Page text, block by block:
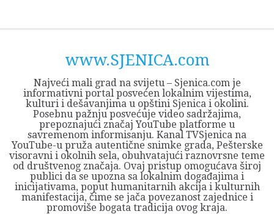
www.SJENICA.com
Najveći mali grad na svijetu – Sjenica.com je
informativni portal posvećen lokalnim vijestima,
kulturi i dešavanjima u opštini Sjenica i okolini.
Posebnu pažnju posvećuje video sadržajima,
prepoznajući značaj YouTube platforme u
savremenom informisanju. Kanal TVSjenica na
YouTube-u pruža autentične snimke grada, Pešterske
visoravni i okolnih sela, obuhvatajući raznovrsne teme
od društvenog značaja. Ovaj pristup omogućava široj
publici da se upozna sa lokalnim događajima i
inicijativama, poput humanitarnih akcija i kulturnih
manifestacija, čime se jača povezanost zajednice i
promoviše bogata tradicija ovog kraja.